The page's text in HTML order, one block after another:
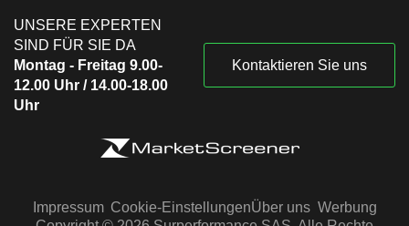
UNSERE EXPERTEN
SIND FÜR SIE DA
Montag - Freitag 9.00-
12.00 Uhr / 14.00-18.00
Uhr
Kontaktieren Sie uns
Impressum Cookie-EinstellungenÜber uns Werbung